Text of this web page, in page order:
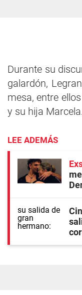
Durante su
galardón,
mesa, entre
y su hija Marcela.
LEE ADEMÁS